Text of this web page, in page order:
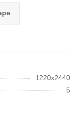
1220х2440
5